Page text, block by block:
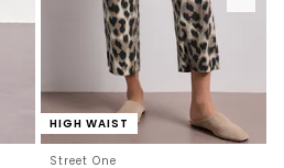
HIGH WAIST
Street One